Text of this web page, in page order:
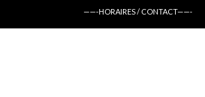
——-HORAIRES / CONTACT——-